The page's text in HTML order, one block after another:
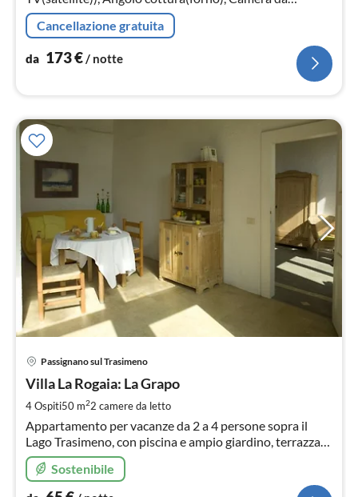
letto(2x letto singolo, letto matrimoniale),
Bagno(doccia, lavandino, WC, bidet))
Cancellazione gratuita
da 173€/ notte
Passignano sul Trasimeno
Villa La Rogaia: La Grapo
4 Ospiti50 m22 camere da letto
Appartamento per vacanze da 2 a 4 persone sopra il
Lago Trasimeno, con piscina e ampio giardino, terrazza
solarium
Sostenibile